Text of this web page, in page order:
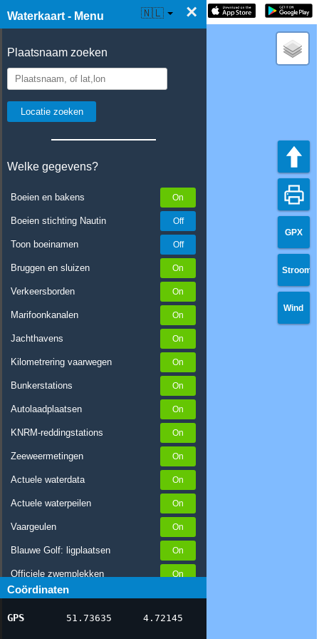
Waterkaart - Menu ×
Plaatsnaam zoeken
Welke gegevens?
Boeien en bakens
Boeien stichting Nautin
Toon boeinamen
Bruggen en sluizen
Verkeersborden
Marifoonkanalen
Jachthavens
Kilometrering vaarwegen
Bunkerstations
Autolaadplaatsen
KNRM-reddingstations
Zeeweermetingen
Actuele waterdata
Actuele waterpeilen
Vaargeulen
Blauwe Golf: ligplaatsen
Officiele zwemplekken
Stremmingen/hinder
AIS scheepsposities
Coördinaten
GPS 51.73635 4.72145
☰ Waterkaart Live 🇳🇱
GPX
Stroom
Wind